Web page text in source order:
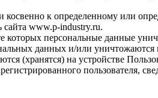
к определенному или
www.p-industry.ru.
которых персональные данные
данных и/или
(хранятся) на устройстве
пользователя,